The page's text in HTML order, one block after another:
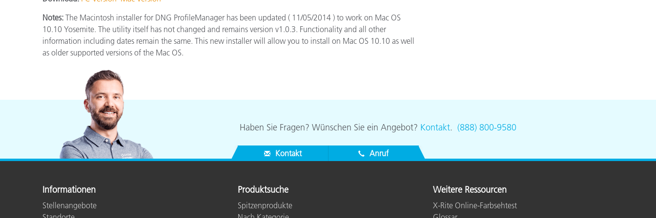
Baumaterialien
Notes: The Macintosh installer for DNG ProfileManager has been updated ( 11/05/2014 ) to work on Mac OS
10.10 Yosemite. The utility itself has not changed and remains version v1.0.3. Functionality and all other
information including dates remain the same. This new installer will allow you to install on Mac OS 10.10 as well
as older supported versions of the Mac OS.
Haben Sie Fragen? Wünschen Sie ein Angebot? Kontakt. (888) 800-9580
Kontakt Anruf
Informationen
Stellenangebote
Produktsuche
Spitzenprodukte
Weitere Ressourcen
X-Rite Online-Farbsehtest